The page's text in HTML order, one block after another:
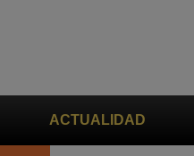
ACTUALIDAD
persecución de